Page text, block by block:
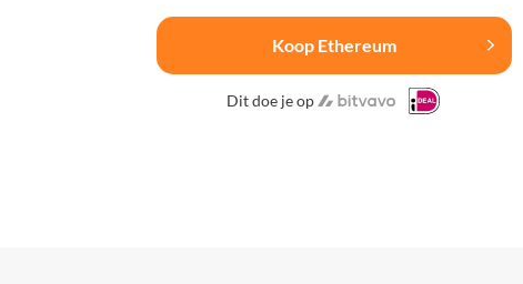
Koop Ethereum
Dit doe je op